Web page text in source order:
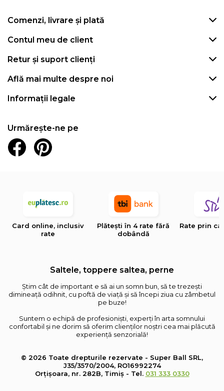
Comenzi, livrare și plată
Contul meu de client
Retur și suport clienți
Află mai multe despre noi
Informații legale
Urmărește-ne pe
Card online, inclusiv
rate
Plătești în 4 rate fără
dobândă
Rate prin
Saltele, toppere saltea, perne
Știm cât de important e să ai un somn bun, să te trezești
dimineață odihnit, cu poftă de viață și să începi ziua cu zâmbetul
pe buze!
Suntem o echipă de profesioniști, experți în arta somnului
confortabil și ne dorim să oferim clienților noștri cea mai plăcută
experiență senzorială!
© 2026 Toate drepturile rezervate - Super Ball SRL,
J35/3570/2004, RO16992274
Orțișoara, nr. 282B, Timiș - Tel. 031 333 0330